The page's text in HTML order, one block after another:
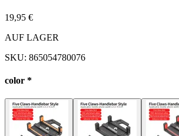
19,95 €
AUF LAGER
SKU: 865054780076
color *